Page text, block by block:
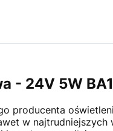
- 24V 5W
producenta
w najtrudniejszych